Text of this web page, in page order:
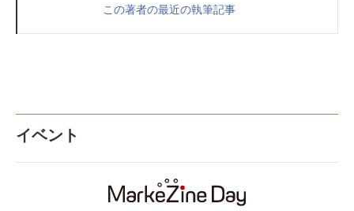
この著者の最近の執筆記事
イベント